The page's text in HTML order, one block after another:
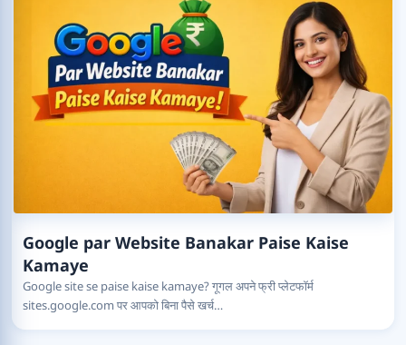
Google par Website Banakar Paise Kaise
Kamaye
Google site se paise kaise kamaye? गूगल अपने फ्री प्लेटफॉर्म
sites.google.com पर आपको बिना पैसे खर्च…